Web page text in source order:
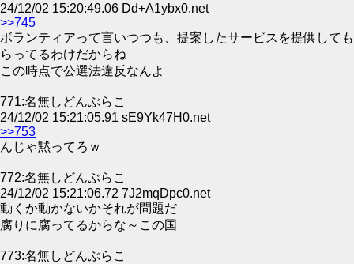
24/12/02 15:20:49.06 Dd+A1ybx0.net
>>745
ボランティアって言いつつも、提案したサービスを提供しても
らってるわけだからね
この時点で公選法違反なんよ
771:名無しどんぶらこ
24/12/02 15:21:05.91 sE9Yk47H0.net
>>753
んじゃ黙ってろｗ
772:名無しどんぶらこ
24/12/02 15:21:06.72 7J2mqDpc0.net
動くか動かないかそれが問題だ
腐りに腐ってるからな～この国
773:名無しどんぶらこ